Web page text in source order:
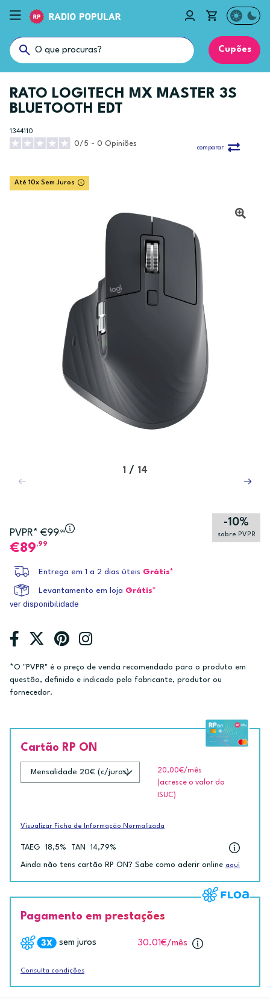
Cupões
RATO LOGITECH MX MASTER 3S
BLUETOOTH EDT
1344110
0/5 - 0 Opiniões
comparar
Até 10x Sem Juros
1 / 14
PVPR* €99,99
-10%
sobre PVPR
89,99
Entrega em 1 a 2 dias úteis Grátis*
Levantamento em loja Grátis*
ver disponibilidade
*O "PVPR" é o preço de venda recomendado para o produto em
questão, definido e indicado pelo fabricante, produtor ou
fornecedor.
Cartão RP ON
20,00€/mês
(acresce o valor do
ISUC)
Visualizar Ficha de Informação Normalizada
TAEG 18,5% TAN 14,79%
Ainda não tens cartão RP ON? Sabe como aderir online aqui
Pagamento em prestações
sem juros 30.01€/mês
Consulta condições